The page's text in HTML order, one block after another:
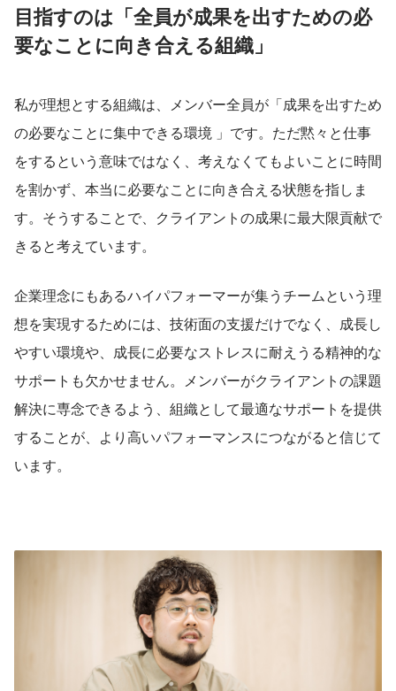
目指すのは「全員が成果を出すための必
要なことに向き合える組織」
私が理想とする組織は、メンバー全員が「成果を出すため
の必要なことに集中できる環境 」です。ただ黙々と仕事
をするという意味ではなく、考えなくてもよいことに時間
を割かず、本当に必要なことに向き合える状態を指しま
す。そうすることで、クライアントの成果に最大限貢献で
きると考えています。
企業理念にもあるハイパフォーマーが集うチームという理
想を実現するためには、技術面の支援だけでなく、成長し
やすい環境や、成長に必要なストレスに耐えうる精神的な
サポートも欠かせません。メンバーがクライアントの課題
解決に専念できるよう、組織として最適なサポートを提供
することが、より高いパフォーマンスにつながると信じて
います。